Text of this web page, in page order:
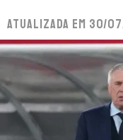
Atualizada em 30/